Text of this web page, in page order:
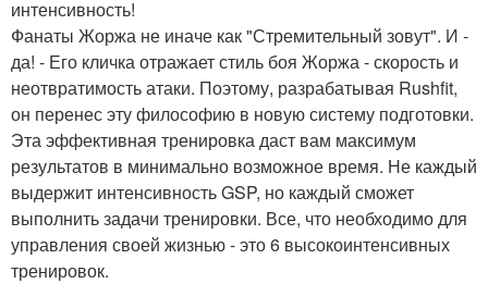
интенсивность!
Фанаты Жоржа не иначе как "Стремительный зовут". И -
да! - Его кличка отражает стиль боя Жоржа - скорость и
неотвратимость атаки. Поэтому, разрабатывая Rushfit,
он перенес эту философию в новую систему подготовки.
Эта эффективная тренировка даст вам максимум
результатов в минимально возможное время. Не каждый
выдержит интенсивность GSP, но каждый сможет
выполнить задачи тренировки. Все, что необходимо для
управления своей жизнью - это 6 высокоинтенсивных
тренировок.